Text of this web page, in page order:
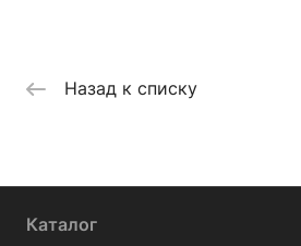
Назад к списку
Каталог